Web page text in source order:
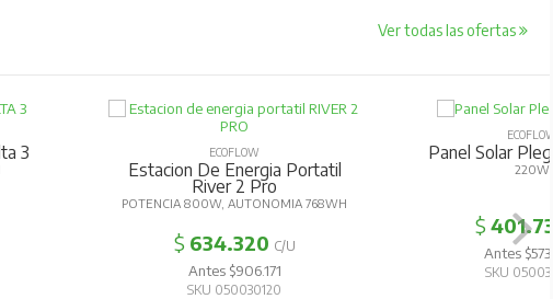
Ver todas las ofertas
Estacion De Energia Portatil
River 2 Pro
POTENCIA 800W, AUTONOMIA 768WH
634.320 C/U
Antes $906.171
SKU 050030120
Panel Solar Plegable
401.731 C/U
Antes $573.902
SKU 050030410